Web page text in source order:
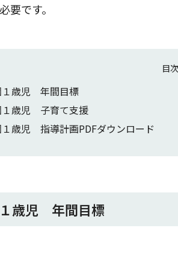
要です。
目次
１歳児 年間目標
１歳児 子育て支援
歳児 指導計画PDFダウンロード
歳児 年間目標